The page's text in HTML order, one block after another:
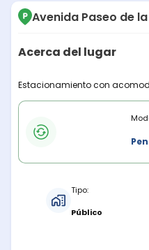
Avenida Paseo de
Acerca del lugar
Descripción del
Estacionamiento con
Modalidades de
Tipo:
Público